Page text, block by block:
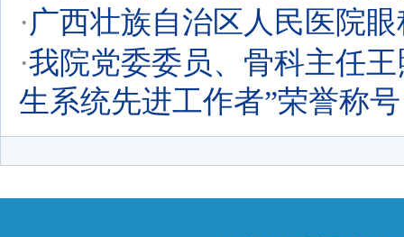
·广西壮族自治区人民医院
·我院党委委员、骨科主任
生系统先进工作者”荣誉称号